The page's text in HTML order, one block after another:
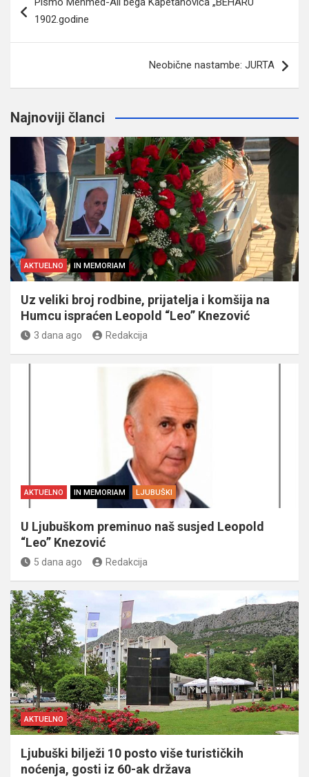
članaka
1902.godine
Neobične nastambe: JURTA
Najnoviji članci
AKTUELNO IN MEMORIAM
Uz veliki broj rodbine, prijatelja i komšija na
Humcu ispraćen Leopold “Leo” Knezović
3 dana ago Redakcija
AKTUELNO IN MEMORIAM LJUBUŠKI
U Ljubuškom preminuo naš susjed Leopold
“Leo” Knezović
5 dana ago Redakcija
AKTUELNO
Ljubuški bilježi 10 posto više turističkih
noćenja, gosti iz 60-ak država